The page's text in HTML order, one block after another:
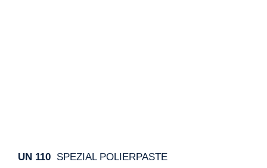
UN 110 SPEZIAL POLIERPASTE